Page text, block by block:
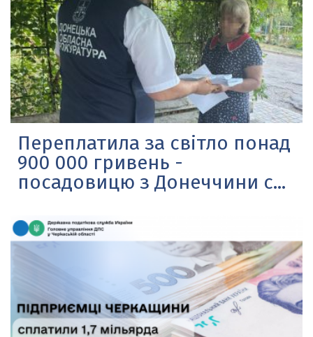
Переплатила за світло понад
900 000 гривень -
посадовицю з Донеччини с...